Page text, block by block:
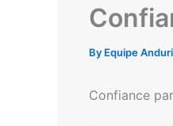
By Equipe
Confiance